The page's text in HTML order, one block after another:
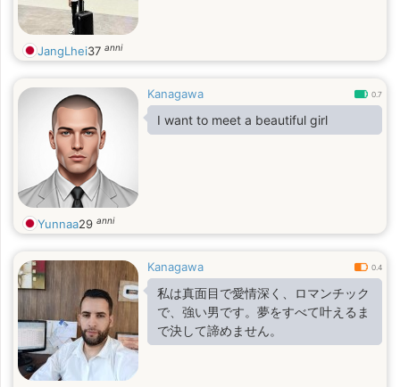
JangLhei37 anni
Kanagawa 0.7
I want to meet a beautiful girl
Yunnaa29 anni
Kanagawa 0.4
私は真面目で愛情深く、ロマンチック
で、強い男です。夢をすべて叶えるま
で決して諦めません。